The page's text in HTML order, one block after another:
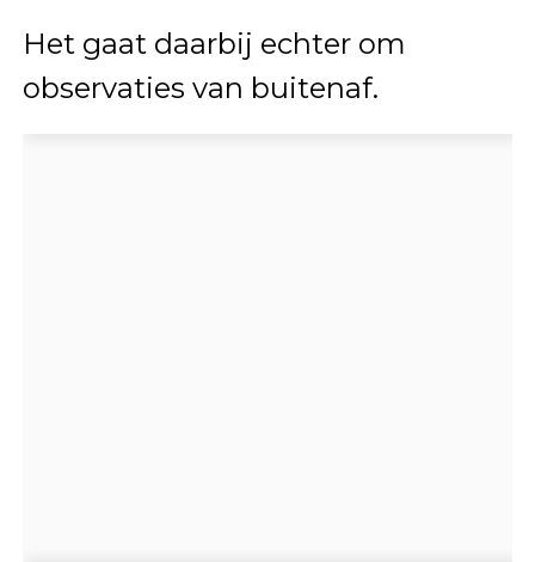
Het gaat daarbij echter om
observaties van buitenaf.